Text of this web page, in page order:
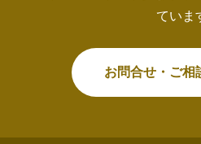
ていま
お問合せ・ご相